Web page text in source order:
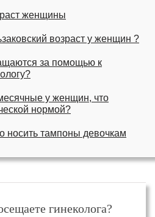
женщины
возраст у женщин ?
за помощью к
у женщин, что
нормой?
носить тампоны девочкам
гинеколога?